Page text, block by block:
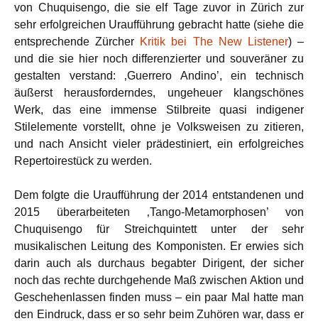
von Chuquisengo, die sie elf Tage zuvor in Zürich zur
sehr erfolgreichen Uraufführung gebracht hatte (siehe die
entsprechende Zürcher Kritik bei The New Listener) –
und die sie hier noch differenzierter und souveräner zu
gestalten verstand: ‚Guerrero Andino’, ein technisch
äußerst herausforderndes, ungeheuer klangschönes
Werk, das eine immense Stilbreite quasi indigener
Stilelemente vorstellt, ohne je Volksweisen zu zitieren,
und nach Ansicht vieler prädestiniert, ein erfolgreiches
Repertoirestück zu werden.
Dem folgte die Uraufführung der 2014 entstandenen und
2015 überarbeiteten ‚Tango-Metamorphosen’ von
Chuquisengo für Streichquintett unter der sehr
musikalischen Leitung des Komponisten. Er erwies sich
darin auch als durchaus begabter Dirigent, der sicher
noch das rechte durchgehende Maß zwischen Aktion und
Geschehenlassen finden muss – ein paar Mal hatte man
den Eindruck, dass er so sehr beim Zuhören war, dass er